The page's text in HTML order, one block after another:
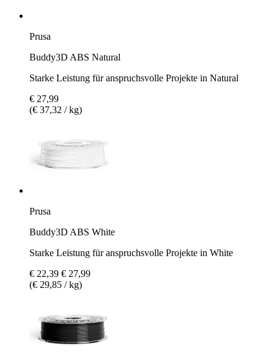
Prusa
Buddy3D ABS Natural
Starke Leistung für anspruchsvolle Projekte in Natural
€ 27,99
(€ 37,32 / kg)
Prusa
Buddy3D ABS White
Starke Leistung für anspruchsvolle Projekte in White
€ 22,39 € 27,99
(€ 29,85 / kg)